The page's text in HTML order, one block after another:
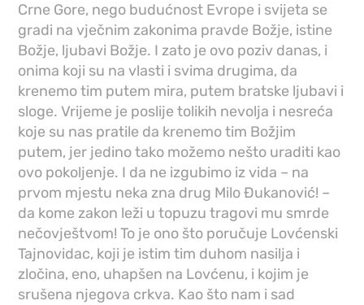
Crne Gore, nego budućnost Evrope i svijeta se
gradi na vječnim zakonima pravde Božje, istine
Božje, ljubavi Božje. I zato je ovo poziv danas, i
onima koji su na vlasti i svima drugima, da
krenemo tim putem mira, putem bratske ljubavi i
sloge. Vrijeme je poslije tolikih nevolja i nesreća
koje su nas pratile da krenemo tim Božjim
putem, jer jedino tako možemo nešto uraditi kao
ovo pokoljenje. I da ne izgubimo iz vida – na
prvom mjestu neka zna drug Milo Đukanović! –
da kome zakon leži u topuzu tragovi mu smrde
nečovještvom! To je ono što poručuje Lovćenski
Tajnovidac, koji je istim tim duhom nasilja i
zločina, eno, uhapšen na Lovćenu, i kojim je
srušena njegova crkva. Kao što nam i sad